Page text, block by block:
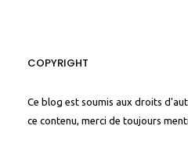
COPYRIGHT
Ce blog est soumis aux droits
ce contenu, merci de toujours